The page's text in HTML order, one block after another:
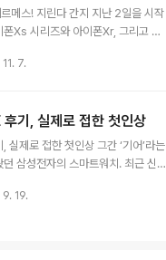
또한 어쩔 수 없는 순리가 아닐까 싶
의 밴드만으로 긴 시간을 쓴다는 건
녀석이 하나 있죠. 바로 ‘링크브레
메스! 지린다 간지 지난 2일을 시작
Xs 시리즈와 아이폰Xr, 그리고 애
께 하시는 분들이라면 이미 알고 계
를 통해서는, 이 녀석에 대한 이야
라고요. 그래서 이 글에서는 값 비
요 근래 커뮤니티 등에서 많은 이들
선, 굳이 말하지 않아도 곧장 아실
7.
기, 실제로 접한 첫인상
실제로 접한 첫인상 그간 ‘기어’라는
삼성전자의 스마트워치. 최근 신
시’ 라인업은 주로 안드로이드를 기
19.